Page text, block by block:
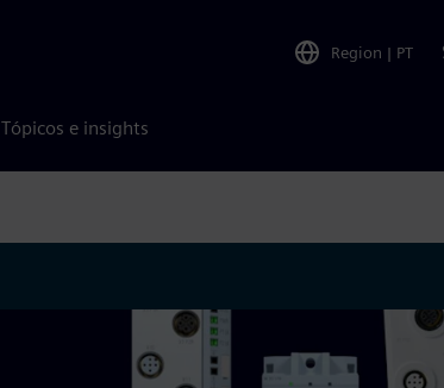
Region | PT
Tópicos e insights